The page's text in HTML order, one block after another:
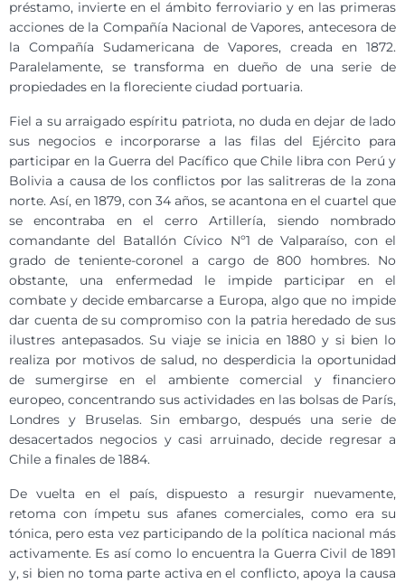
préstamo, invierte en el ámbito ferroviario y en las primeras
acciones de la Compañía Nacional de Vapores, antecesora de
la Compañía Sudamericana de Vapores, creada en 1872.
Paralelamente, se transforma en dueño de una serie de
propiedades en la floreciente ciudad portuaria.
Fiel a su arraigado espíritu patriota, no duda en dejar de lado
sus negocios e incorporarse a las filas del Ejército para
participar en la Guerra del Pacífico que Chile libra con Perú y
Bolivia a causa de los conflictos por las salitreras de la zona
norte. Así, en 1879, con 34 años, se acantona en el cuartel que
se encontraba en el cerro Artillería, siendo nombrado
comandante del Batallón Cívico Nº1 de Valparaíso, con el
grado de teniente-coronel a cargo de 800 hombres. No
obstante, una enfermedad le impide participar en el
combate y decide embarcarse a Europa, algo que no impide
dar cuenta de su compromiso con la patria heredado de sus
ilustres antepasados. Su viaje se inicia en 1880 y si bien lo
realiza por motivos de salud, no desperdicia la oportunidad
de sumergirse en el ambiente comercial y financiero
europeo, concentrando sus actividades en las bolsas de París,
Londres y Bruselas. Sin embargo, después una serie de
desacertados negocios y casi arruinado, decide regresar a
Chile a finales de 1884.
De vuelta en el país, dispuesto a resurgir nuevamente,
retoma con ímpetu sus afanes comerciales, como era su
tónica, pero esta vez participando de la política nacional más
activamente. Es así como lo encuentra la Guerra Civil de 1891
y, si bien no toma parte activa en el conflicto, apoya la causa